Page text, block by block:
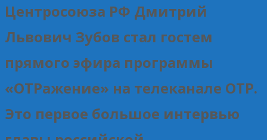
Центросоюза РФ Дмитрий
Львович Зубов стал гостем
прямого эфира программы
«ОТРажение» на телеканале ОТР.
Это первое большое интервью